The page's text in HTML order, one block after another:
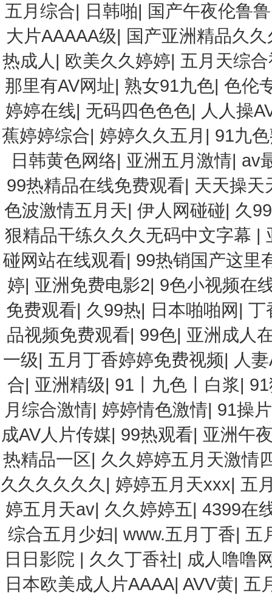
五月综合| 日韩啪| 国产午夜伦鲁鲁
大片AAAAA级| 国产亚洲精品久
热成人 | 欧美久久婷婷| 五月天综
那里有AV网址|熟女91九色|色伦
婷婷在线| 无码四色色色| 人人操
蕉婷婷综合| 婷婷久久五月 | 91九
日韩黄色网络| 亚洲五月激情| av
99热精品在线免费观看| 天天操天
色波激情五月天| 伊人网碰碰| 久
狠精品干练久久久无码中文字幕 |
碰网站在线观看| 99热销国产这里
婷| 亚洲免费电影2| 9色小视频在
免费观看| 久99热| 日本啪啪网|丁
品视频免费观看| 99色| 亚洲成人
一级| 五月丁香婷婷免费视频| 人
合| 亚洲精级| 91丨九色丨白浆|
月综合激情| 婷婷情色激情| 91操片
成AV人片传媒| 99热观看| 亚洲午
热精品一区| 久久婷婷五月天激情
久久久久久久 | 婷婷五月天xxx| 五
婷五月天av| 久久婷婷五|4399在
综合五月少妇|www.五月丁香| 五
日日影院 | 久久丁香社| 成人噜噜
日本欧美成人片AAAA|AVV黄| 五